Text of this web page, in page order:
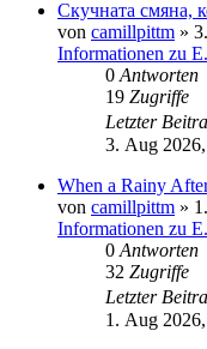
Скучната смяна,
von camillpittm »
Informationen zu
0Antworten
19 Zugriffe
Letzter
3. Aug
When a Rainy
von camillpittm »
Informationen zu
0Antworten
32 Zugriffe
Letzter
1. Aug